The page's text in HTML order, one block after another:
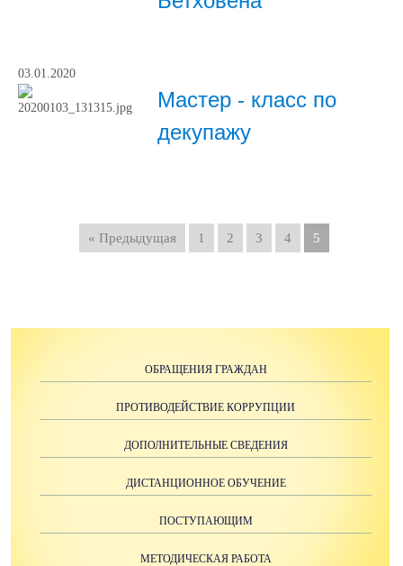
03.01.2020
Мастер - класс по
декупажу
« Предыдущая 1 2 3 4 5
ОБРАЩЕНИЯ ГРАЖДАН
ПРОТИВОДЕЙСТВИЕ КОРРУПЦИИ
ДОПОЛНИТЕЛЬНЫЕ СВЕДЕНИЯ
ДИСТАНЦИОННОЕ ОБУЧЕНИЕ
ПОСТУПАЮЩИМ
МЕТОДИЧЕСКАЯ РАБОТА